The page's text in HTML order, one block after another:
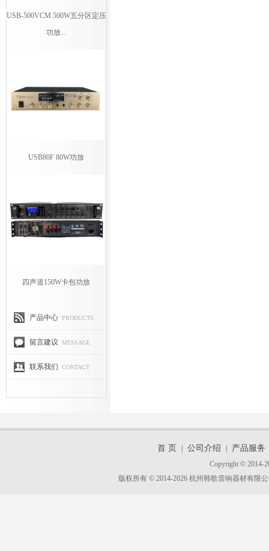
USB-500VCM 500W五分区定压
功放...
USB80F 80W功放
四声道150W卡包功放
产品中心 PRODUCTS
留言建议 MESSAGE
联系我们 CONTACT
首 页 公司介绍 产品服务
Copyright © 2014-
版权所有 © 2014-2026 杭州韩歌音响器材有限